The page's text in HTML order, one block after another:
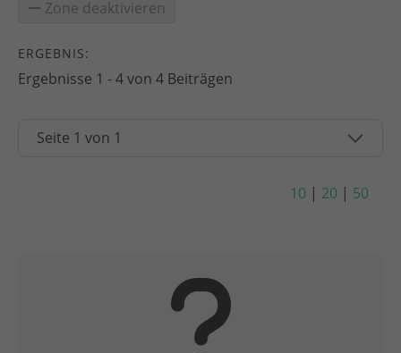
Zone deaktivieren
ERGEBNIS:
Ergebnisse 1 - 4 von 4 Beiträgen
10 | 20 | 50